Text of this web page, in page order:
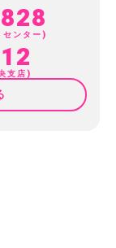
センター)
支店)